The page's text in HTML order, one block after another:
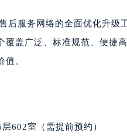
大厦写字楼17层1701室（
大厦写字楼1座30层05室（
厦写字楼B座11层1104室（
中心写字楼24层2406B室（
号世茂环球金融中心写字
后服务网络的全面优化升级
盖广泛、标准规范、便捷
。
602室（需提前预约）